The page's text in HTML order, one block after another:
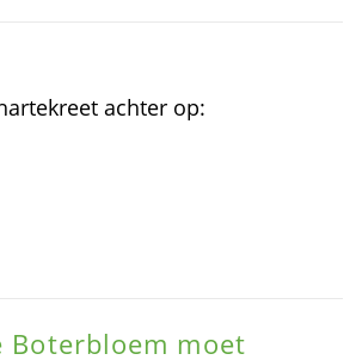
achter op:
Boterbloem moet